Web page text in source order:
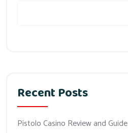
Recent Posts
Pistolo Casino Review and Guide